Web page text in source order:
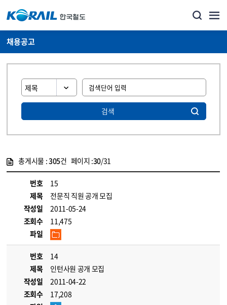
채용공고
검색
총게시물 :305건 페이지 :30/31
번호
15
제목
전문직 직원 공개 모집
작성일
2011-05-24
조회수
11,475
파일
번호
14
제목
인턴사원 공개 모집
작성일
2011-04-22
조회수
17,208